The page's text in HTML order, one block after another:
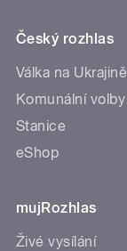
Český rozhlas
Válka na Ukrajině
Komunální volby
Stanice
eShop
mujRozhlas
Živé vysílání